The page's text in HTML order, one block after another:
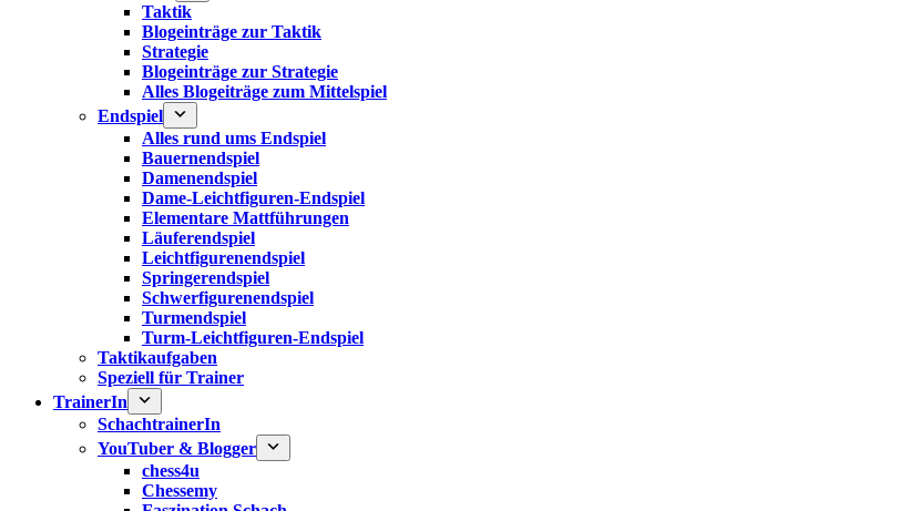
Taktik
Blogeinträge zur Taktik
Strategie
Blogeinträge zur Strategie
Alles Blogeiträge zum Mittelspiel
Endspiel
Alles rund ums Endspiel
Bauernendspiel
Damenendspiel
Dame-Leichtfiguren-Endspiel
Elementare Mattführungen
Läuferendspiel
Leichtfigurenendspiel
Springerendspiel
Schwerfigurenendspiel
Turmendspiel
Turm-Leichtfiguren-Endspiel
Taktikaufgaben
Speziell für Trainer
TrainerIn
SchachtrainerIn
YouTuber & Blogger
chess4u
Chessemy